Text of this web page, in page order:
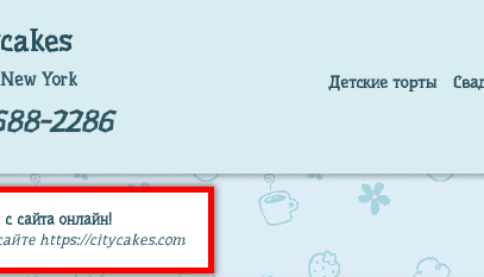
York
2286
Детские торты
сайта онлайн!
https://citycakes.com